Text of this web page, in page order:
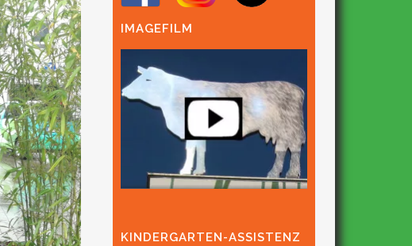
IMAGEFILM
KINDERGARTEN-ASSISTENZ